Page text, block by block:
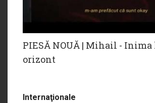
PIESĂ NOUĂ | Mihail - Inima
orizont
Internaţionale